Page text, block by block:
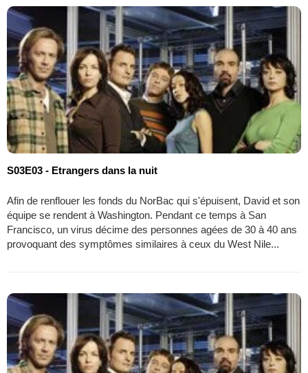
S03E03 - Etrangers dans la nuit
Afin de renflouer les fonds du NorBac qui s'épuisent, David et son
équipe se rendent à Washington. Pendant ce temps à San
Francisco, un virus décime des personnes agées de 30 à 40 ans
provoquant des symptômes similaires à ceux du West Nile...